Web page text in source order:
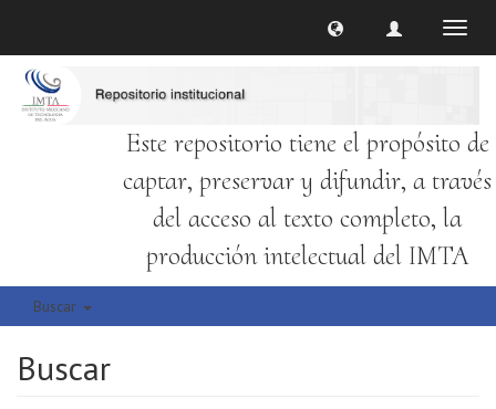
Este repositorio tiene el propósito de
captar, preservar y difundir, a través
del acceso al texto completo, la
producción intelectual del IMTA
Buscar
Buscar